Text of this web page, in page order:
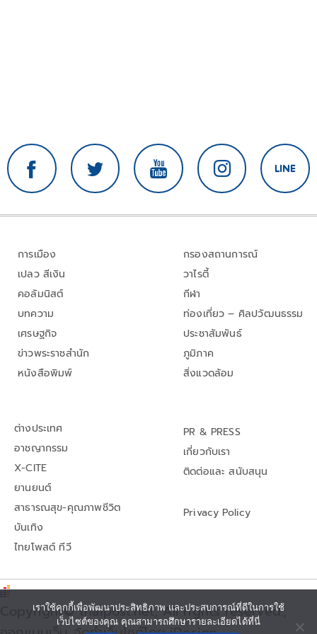
การเมือง
เปลว สีเงิน
คอลัมนิสต์
บทความ
เศรษฐกิจ
ข่าวพระราชสำนัก
หนังสือพิมพ์
กรองสถานการณ์
วาไรตี้
กีฬา
ท่องเที่ยว – ศิลปวัฒนธรรม
ประชาสัมพันธ์
ภูมิภาค
สิ่งแวดล้อม
ต่างประเทศ
อาชญากรรม
X-CITE
ยานยนต์
สาธารณสุข-คุณภาพชีวิต
บันเทิง
ไทยโพสต์ ทีวี
PR & PRESS
เกี่ยวกับเรา
ติดต่อและ สนับสนุน
Privacy Policy
Copyright© thaipost.net, All rights reserved.,
เราใช้คุกกี้เพื่อพัฒนาประสิทธิภาพ และประสบการณ์ที่ดีในการใช้
เว็บไซต์ของคุณ คุณสามารถศึกษารายละเอียดได้ที่นี่